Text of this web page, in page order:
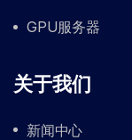
GPU服务器
关于我们
新闻中心